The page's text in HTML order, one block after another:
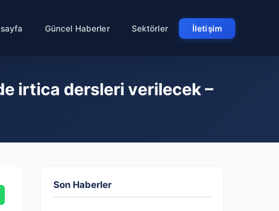
Güncel Haberler Sektörler İletişim
irtica dersleri verilecek –
Son Haberler